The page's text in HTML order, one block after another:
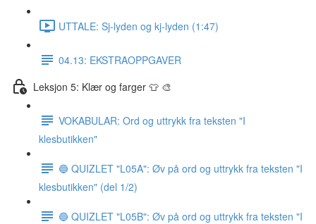
UTTALE: Sj-lyden og kj-lyden (1:47)
04.13: EKSTRAOPPGAVER
Leksjon 5: Klær og farger 👕 🎨
VOKABULAR: Ord og uttrykk fra teksten "I
klesbutikken"
🔵 QUIZLET "L05A": Øv på ord og uttrykk fra teksten "I
klesbutikken" (del 1/2)
🔵 QUIZLET "L05B": Øv på ord og uttrykk fra teksten "I